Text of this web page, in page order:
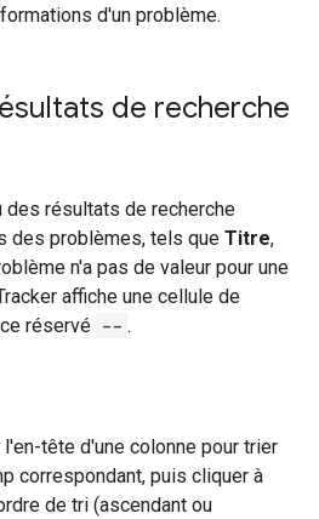
d'un problème.
de recherche
des résultats de recherche
des problèmes, tels que Titre,
n'a pas de valeur pour une
affiche une cellule de
réservé -- .
tête d'une colonne pour trier
correspondant, puis cliquer à
de tri (ascendant ou